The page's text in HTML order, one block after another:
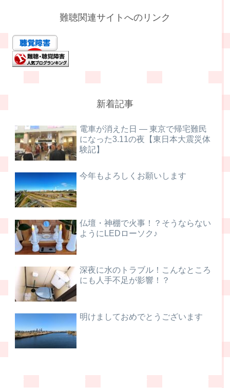
難聴関連サイトへのリンク
新着記事
電車が消えた日 ― 東京で帰宅難民
になった3.11の夜【東日本大震災体
験記】
今年もよろしくお願いします
仏壇・神棚で火事！？そうならない
ようにLEDローソク♪
深夜に水のトラブル！こんなところ
にも人手不足が影響！？
明けましておめでとうございます